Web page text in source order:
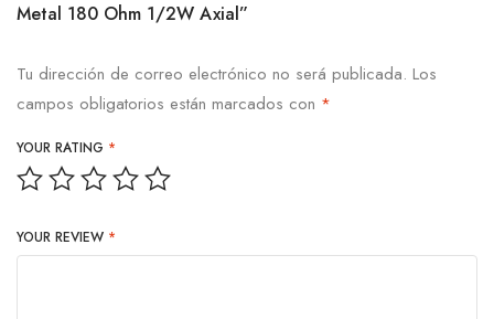
Metal 180 Ohm 1/2W Axial”
Tu dirección de correo electrónico no será publicada. Los
campos obligatorios están marcados con *
YOUR RATING *
YOUR REVIEW *